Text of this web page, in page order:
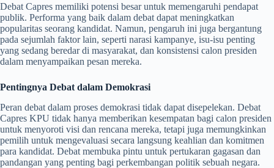
Debat Capres memiliki potensi besar untuk memengaruhi pendapat
publik. Performa yang baik dalam debat dapat meningkatkan
popularitas seorang kandidat. Namun, pengaruh ini juga bergantung
pada sejumlah faktor lain, seperti narasi kampanye, isu-isu penting
yang sedang beredar di masyarakat, dan konsistensi calon presiden
dalam menyampaikan pesan mereka.
Pentingnya Debat dalam Demokrasi
Peran debat dalam proses demokrasi tidak dapat disepelekan. Debat
Capres KPU tidak hanya memberikan kesempatan bagi calon presiden
untuk menyoroti visi dan rencana mereka, tetapi juga memungkinkan
pemilih untuk mengevaluasi secara langsung keahlian dan komitmen
para kandidat. Debat membuka pintu untuk pertukaran gagasan dan
pandangan yang penting bagi perkembangan politik sebuah negara.